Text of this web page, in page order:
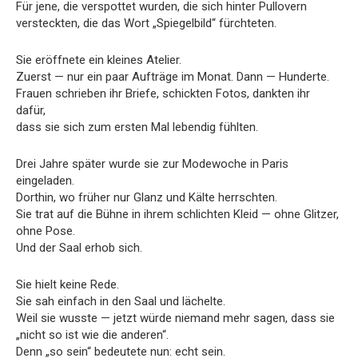
Für jene, die verspottet wurden, die sich hinter Pullovern
versteckten, die das Wort „Spiegelbild“ fürchteten.
Sie eröffnete ein kleines Atelier.
Zuerst — nur ein paar Aufträge im Monat. Dann — Hunderte.
Frauen schrieben ihr Briefe, schickten Fotos, dankten ihr
dafür,
dass sie sich zum ersten Mal lebendig fühlten.
Drei Jahre später wurde sie zur Modewoche in Paris
eingeladen.
Dorthin, wo früher nur Glanz und Kälte herrschten.
Sie trat auf die Bühne in ihrem schlichten Kleid — ohne Glitzer,
ohne Pose.
Und der Saal erhob sich.
Sie hielt keine Rede.
Sie sah einfach in den Saal und lächelte.
Weil sie wusste — jetzt würde niemand mehr sagen, dass sie
„nicht so ist wie die anderen“.
Denn „so sein“ bedeutete nun: echt sein.